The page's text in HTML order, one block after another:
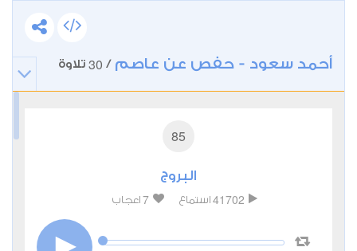
أحمد سعود - حفص عن عاصم /
30 تلاوة
85
البروج
41702 استماع 7 اعجاب